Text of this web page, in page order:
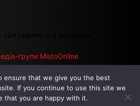
Цитування — з активним
групи MistoOnline
АВТОРИ | РЕКЛАМА НА САЙТІ
ensure that we give you the best
If you continue to use this site we
that you are happy with it.